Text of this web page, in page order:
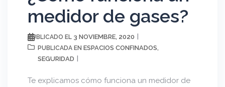
medidor de gases?
PUBLICADO EL 3 NOVIEMBRE, 2020
PUBLICADA EN ESPACIOS CONFINADOS,
SEGURIDAD
Te explicamos cómo funciona un medidor de